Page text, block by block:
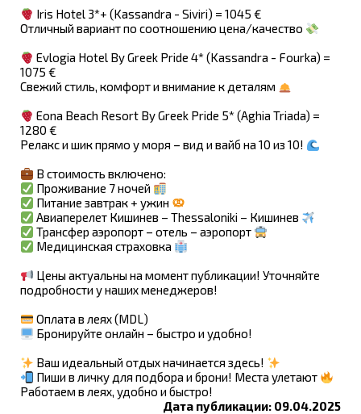
Iris Hotel 3*+ (Kassandra - Siviri) = 1045 €
Отличный вариант по соотношению цена/качество
Evlogia Hotel By Greek Pride 4* (Kassandra - Fourka) =
1075 €
Свежий стиль, комфорт и внимание к деталям
Eona Beach Resort By Greek Pride 5* (Aghia Triada) =
1280 €
Релакс и шик прямо у моря – вид и вайб на 10 из 10!
В стоимость включено:
Проживание 7 ночей
Питание завтрак + ужин
Авиаперелет Кишинев – Thessaloniki – Кишинев
Трансфер аэропорт – отель – аэропорт
Медицинская страховка
Цены актуальны на момент публикации! Уточняйте
подробности у наших менеджеров!
Оплата в леях (MDL)
Бронируйте онлайн – быстро и удобно!
Ваш идеальный отдых начинается здесь!
Пиши в личку для подбора и брони! Места улетают
Работаем в леях, удобно и быстро!
Дата публикации: 09.04.2025